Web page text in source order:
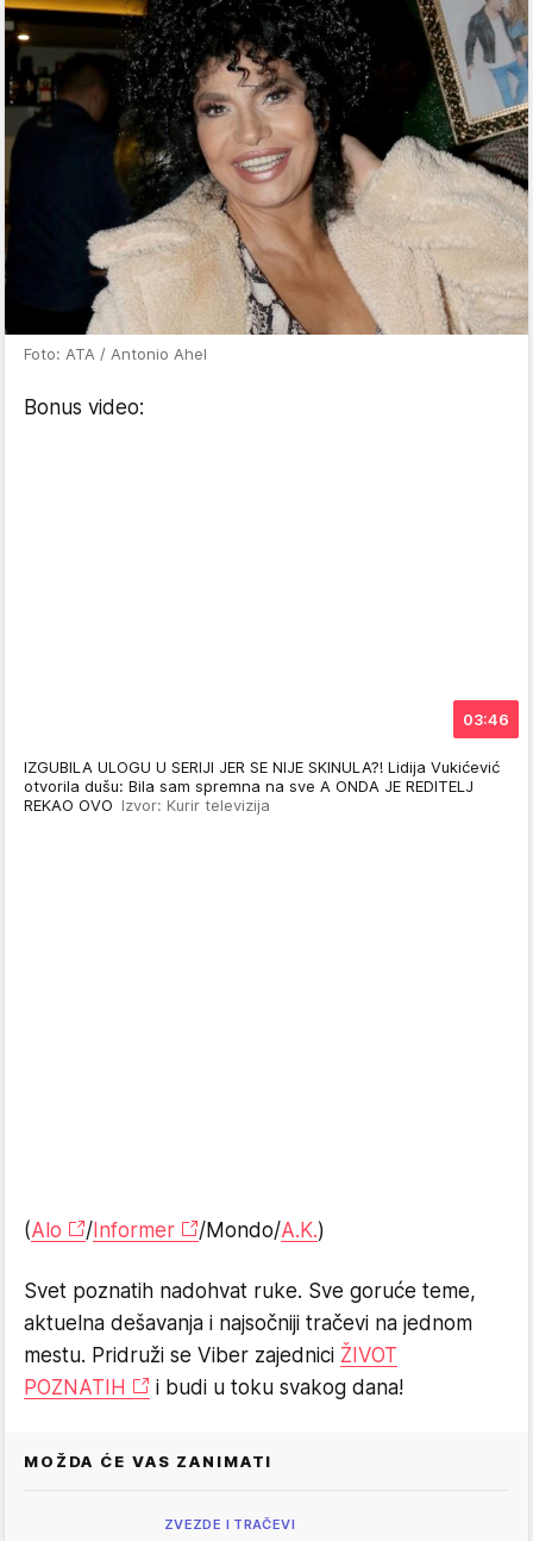
Foto: ATA / Antonio Ahel
Bonus video:
03:46
IZGUBILA ULOGU U SERIJI JER SE NIJE SKINULA?! Lidija Vukićević
otvorila dušu: Bila sam spremna na sve A ONDA JE REDITELJ
REKAO OVO Izvor: Kurir televizija
(Alo /Informer /Mondo/A.K.)
Svet poznatih nadohvat ruke. Sve goruće teme,
aktuelna dešavanja i najsočniji tračevi na jednom
mestu. Pridruži se Viber zajednici ŽIVOT
POZNATIH
i budi u toku svakog dana!
MOŽDA ĆE VAS ZANIMATI
ZVEZDE I TRAČEVI